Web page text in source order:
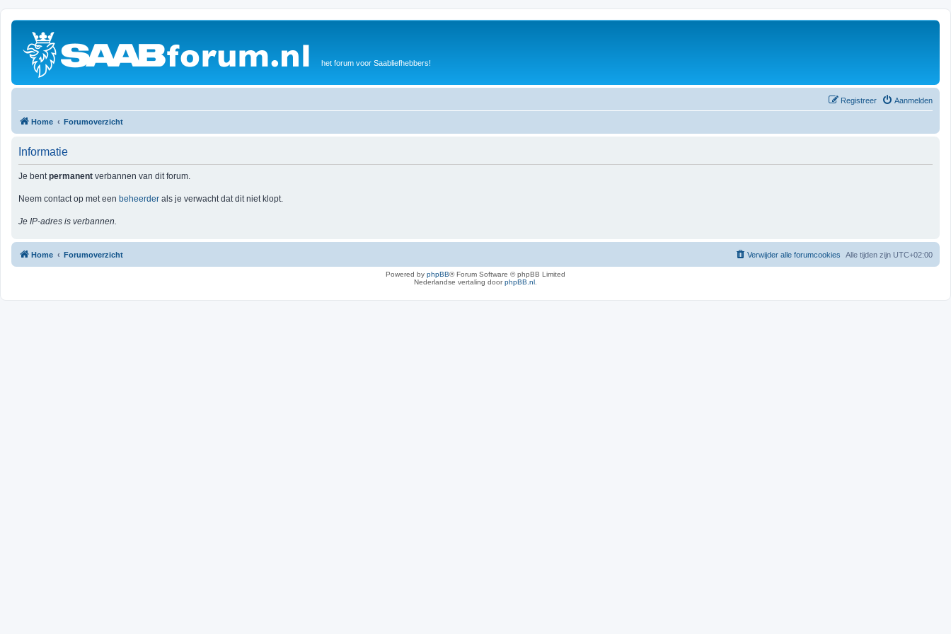
het forum voor Saabliefhebbers!
Aanmelden
Registreer
Home Forumoverzicht
Informatie
Je bentpermanent verbannen van dit forum.
Neem contact op met een beheerder als je verwacht dat dit niet klopt.
Je IP-adres is verbannen.
Home Forumoverzicht Alle tijden zijn UTC+02:00
Verwijder alle forumcookies
Powered by phpBB® Forum Software © phpBB Limited
Nederlandse vertaling doorphpBB.nl